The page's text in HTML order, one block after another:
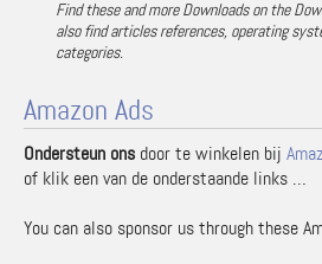
Find these and more Downloads on the
also find articles references, operating
categories.
Amazon Ads
Ondersteun ons door te winkelen bij
of klik een van de onderstaande links …
You can also sponsor us through these